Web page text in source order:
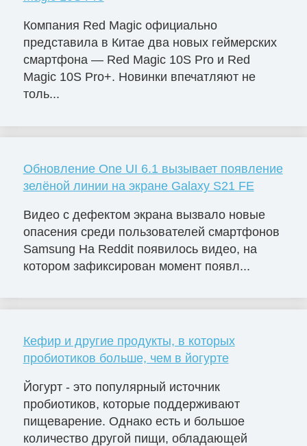
Компания Red Magic официально
представила в Китае два новых геймерских
смартфона — Red Magic 10S Pro и Red
Magic 10S Pro+. Новинки впечатляют не
толь...
Обновление One UI 6.1 вызывает появление
зелёной линии на экране Galaxy S21 FE
Видео с дефектом экрана вызвало новые
опасения среди пользователей смартфонов
Samsung На Reddit появилось видео, на
котором зафиксирован момент появл...
Кефир и другие продукты, в которых
пробиотиков больше, чем в йогурте
Йогурт - это популярный источник
пробиотиков, которые поддерживают
пищеварение. Однако есть и большое
количество другой пищи, обладающей